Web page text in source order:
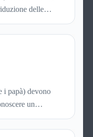
delle
in continuo
specifico ricco di
dei servizi che
ai genitori dei
nella crescita
i papà) devono
un
soprattutto alla
costo